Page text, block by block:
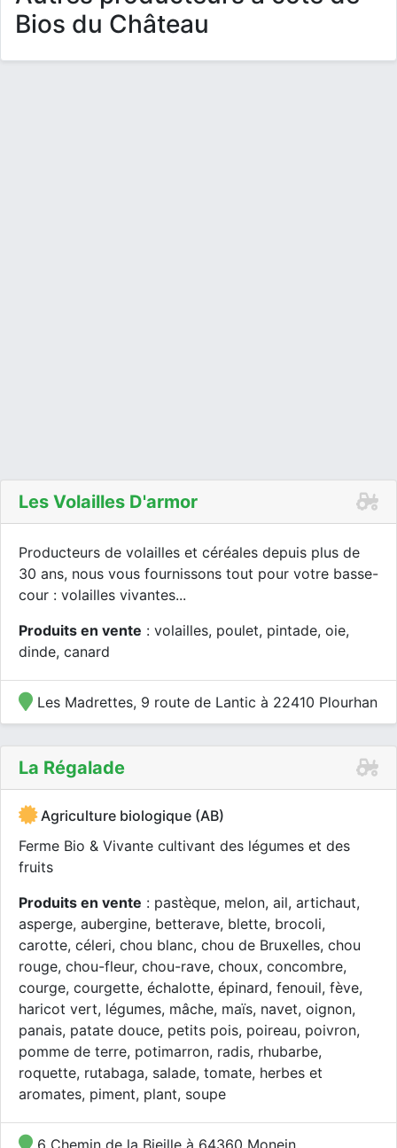
Bios du Château
Les Volailles D'armor
Producteurs de volailles et céréales depuis plus de
30 ans, nous vous fournissons tout pour votre basse-
cour : volailles vivantes...
Produits en vente : volailles, poulet, pintade, oie,
dinde, canard
Les Madrettes, 9 route de Lantic à 22410 Plourhan
La Régalade
Agriculture biologique (AB)
Ferme Bio & Vivante cultivant des légumes et des
fruits
Produits en vente : pastèque, melon, ail, artichaut,
asperge, aubergine, betterave, blette, brocoli,
carotte, céleri, chou blanc, chou de Bruxelles, chou
rouge, chou-fleur, chou-rave, choux, concombre,
courge, courgette, échalotte, épinard, fenouil, fève,
haricot vert, légumes, mâche, maïs, navet, oignon,
panais, patate douce, petits pois, poireau, poivron,
pomme de terre, potimarron, radis, rhubarbe,
roquette, rutabaga, salade, tomate, herbes et
aromates, piment, plant, soupe
6 Chemin de la Bieille à 64360 Monein